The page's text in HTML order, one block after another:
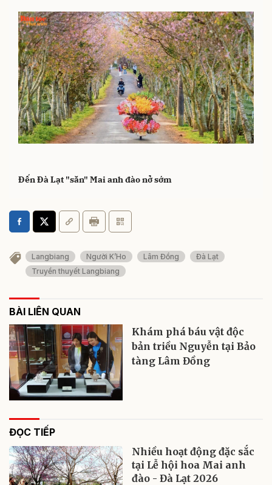
Đến Đà Lạt "săn" Mai anh đào nở sớm
Langbiang Người K’Ho Lâm Đồng
Đà Lạt
Truyền thuyết Langbiang
BÀI LIÊN QUAN
Khám phá báu vật độc
bản triều Nguyễn tại Bảo
tàng Lâm Đồng
ĐỌC TIẾP
Nhiều hoạt động đặc sắc
tại Lễ hội hoa Mai anh
đào - Đà Lạt 2026